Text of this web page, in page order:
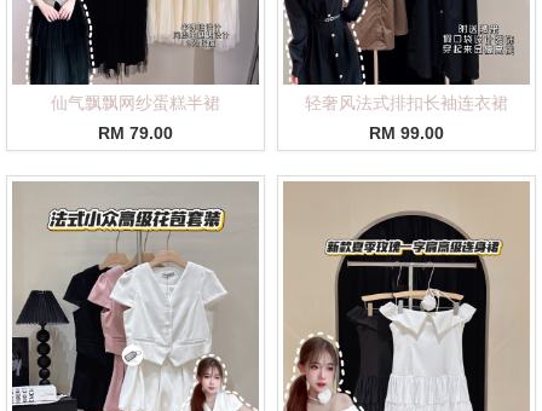
仙气飘飘网纱蛋糕半裙
RM 79.00
轻奢风法式排扣长袖连衣裙
RM 99.00